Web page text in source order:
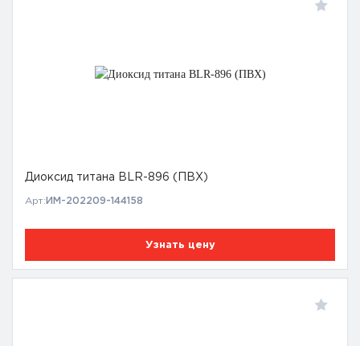
Диоксид титана BLR-896 (ПВХ)
Арт: ИМ-202209-144158
Узнать цену